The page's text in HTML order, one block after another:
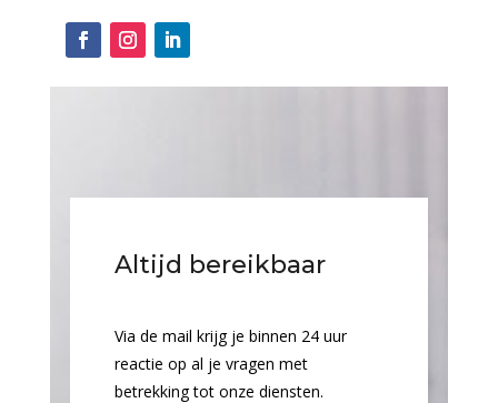
Altijd bereikbaar
Via de mail krijg je binnen 24 uur
reactie op al je vragen met
betrekking tot onze diensten.